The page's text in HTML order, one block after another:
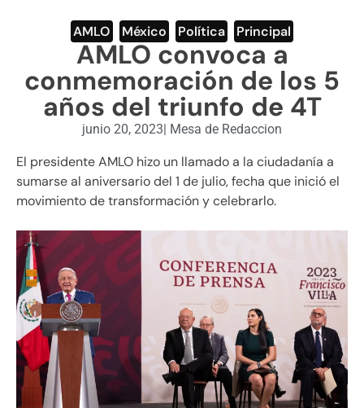
ENGLISH SECTION
VIDEOS
AMLO México Política Principal
AMLO convoca a
conmemoración de los 5
años del triunfo de 4T
junio 20, 2023| Mesa de Redaccion
El presidente AMLO hizo un llamado a la ciudadanía a
sumarse al aniversario del 1 de julio, fecha que inició el
movimiento de transformación y celebrarlo.